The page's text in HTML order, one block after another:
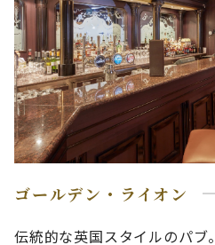
ゴールデン・ライオン
伝統的な英国スタイルのパブ